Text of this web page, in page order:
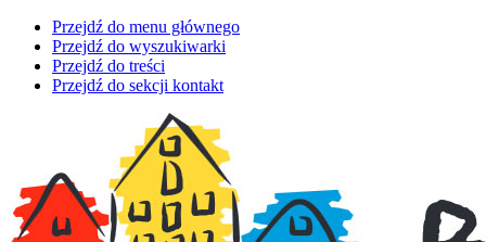
Przejdź do menu głównego
Przejdź do wyszukiwarki
Przejdź do treści
Przejdź do sekcji kontakt